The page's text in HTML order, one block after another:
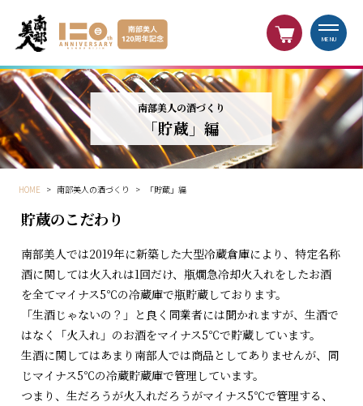
MENU
南部美人の酒づくり
「貯蔵」編
HOME > 南部美人の酒づくり > 「貯蔵」編
貯蔵のこだわり
南部美人では2019年に新築した大型冷蔵倉庫により、特定名称
酒に関しては火入れは1回だけ、瓶燗急冷却火入れをしたお酒
を全てマイナス5℃の冷蔵庫で瓶貯蔵しております。
「生酒じゃないの？」と良く同業者には聞かれますが、生酒で
はな く「火入れ」のお酒をマイナス5℃で貯蔵しています。
生酒に関してはあまり南部人では商品としてありませんが、同
じマイナス5℃の冷蔵貯蔵庫で管理しています。
つまり、生だろうが火入れだろうがマイナス5℃で管理する、